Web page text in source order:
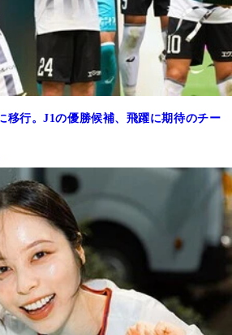
移行。J1の優勝候補、飛躍に期待のチー